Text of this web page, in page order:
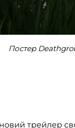
Постер
трейлер